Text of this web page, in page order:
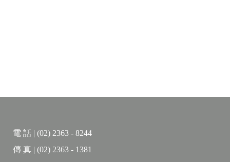
電 話 | (02) 2363 - 8244
傳 真 | (02) 2363 - 1381